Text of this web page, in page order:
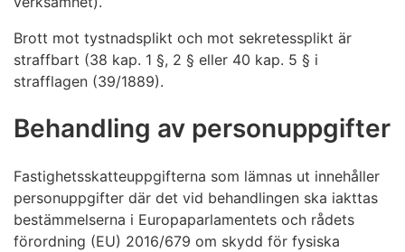
Brott mot tystnadsplikt och mot sekretessplikt är
straffbart (38 kap. 1 §, 2 § eller 40 kap. 5 § i
strafflagen (39/1889).
Behandling av personuppgifter
Fastighetsskatteuppgifterna som lämnas ut innehåller
personuppgifter där det vid behandlingen ska iakttas
bestämmelserna i Europaparlamentets och rådets
förordning (EU) 2016/679 om skydd för fysiska